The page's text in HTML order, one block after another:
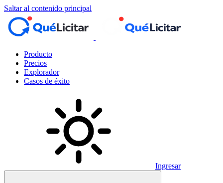
Saltar al contenido principal
Producto
Precios
Explorador
Casos de éxito
Ingresar